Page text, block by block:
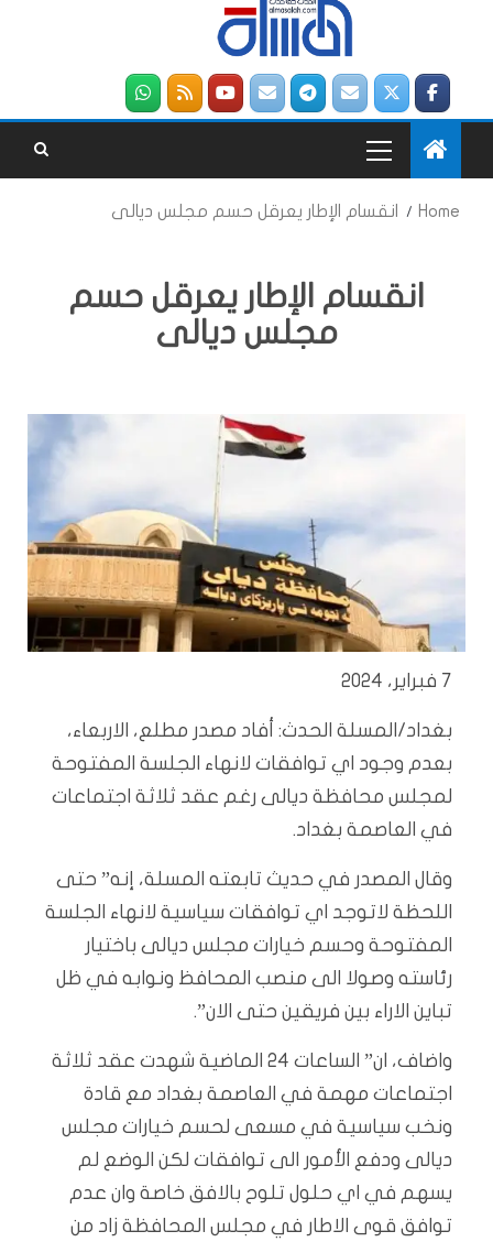
Home انقسام الإطار يعرقل حسم مجلس ديالى
انقسام الإطار يعرقل حسم
مجلس ديالى
7 فبراير، 2024
بغداد/المسلة الحدث: أفاد مصدر مطلع، الاربعاء،
بعدم وجود اي توافقات لانهاء الجلسة المفتوحة
لمجلس محافظة ديالى رغم عقد ثلاثة اجتماعات
في العاصمة بغداد.
وقال المصدر في حديث تابعته المسلة، إنه” حتى
اللحظة لاتوجد اي توافقات سياسية لانهاء الجلسة
المفتوحة وحسم خيارات مجلس ديالى باختيار
رئاسته وصولا الى منصب المحافظ ونوابه في ظل
تباين الاراء بين فريقين حتى الان”.
واضاف، ان” الساعات 24 الماضية شهدت عقد ثلاثة
اجتماعات مهمة في العاصمة بغداد مع قادة
ونخب سياسية في مسعى لحسم خيارات مجلس
ديالى ودفع الأمور الى توافقات لكن الوضع لم
يسهم في اي حلول تلوح بالافق خاصة وان عدم
توافق قوى الاطار في مجلس المحافظة زاد من